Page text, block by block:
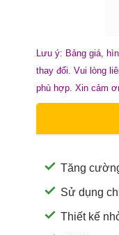
Lưu ý: Bảng giá,
thay đổi. Vui lòng
phù hợp. Xin cảm
Tăng
Sử dụng
Thiết kế